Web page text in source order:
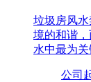
垃圾房风
境的和谐
水中最为
公司